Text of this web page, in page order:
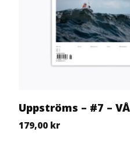
Uppströms – #7 –
179,00 kr